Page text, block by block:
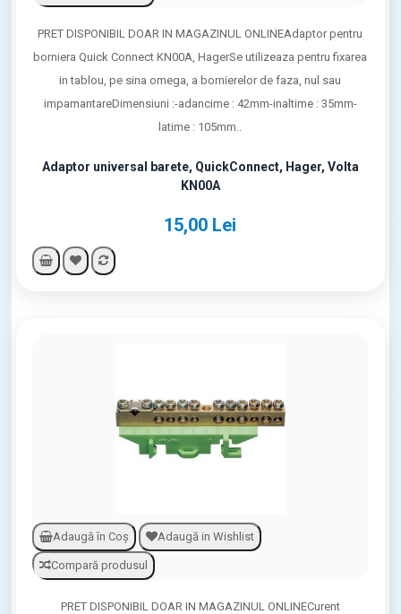
Adaptor universal barete, QuickConnect, Hager, Volta
KN00A
15,00 Lei
PRET DISPONIBIL DOAR IN MAGAZINUL ONLINEAdaptor pentru
borniera Quick Connect KN00A, HagerSe utilizeaza pentru fixarea
in tablou, pe sina omega, a bornierelor de faza, nul sau
impamantareDimensiuni :-adancime : 42mm-inaltime : 35mm-
latime : 105mm..
Adaugă în Coş Adaugă in Wishlist
Compară produsul
PRET DISPONIBIL DOAR IN MAGAZINUL ONLINECurent